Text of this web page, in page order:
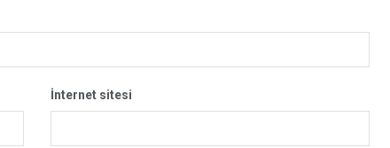
İnternet sitesi